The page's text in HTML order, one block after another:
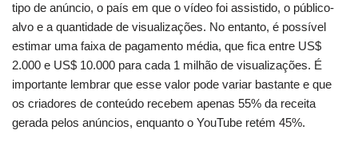
tipo de anúncio, o país em que o vídeo foi assistido, o público-
alvo e a quantidade de visualizações. No entanto, é possível
estimar uma faixa de pagamento média, que fica entre US$
2.000 e US$ 10.000 para cada 1 milhão de visualizações. É
importante lembrar que esse valor pode variar bastante e que
os criadores de conteúdo recebem apenas 55% da receita
gerada pelos anúncios, enquanto o YouTube retém 45%.